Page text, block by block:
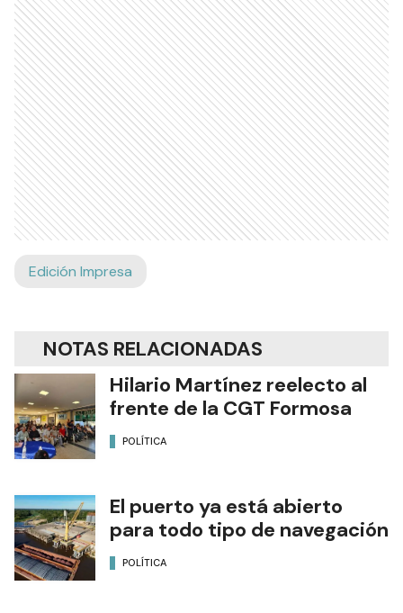
Edición Impresa
NOTAS RELACIONADAS
Hilario Martínez reelecto al
frente de la CGT Formosa
POLÍTICA
El puerto ya está abierto
para todo tipo de navegación
POLÍTICA